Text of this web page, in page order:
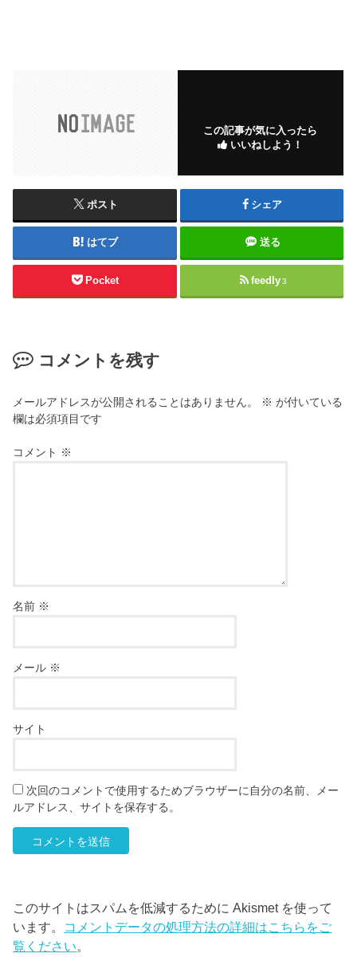
この記事が気に入ったら
いいねしよう！
ポスト シェア
はてブ 送る
Pocket feedly 3
コメントを残す
メールアドレスが公開されることはありません。 ※ が付いている
欄は必須項目です
コメント ※
名前 ※
メール ※
サイト
次回のコメントで使用するためブラウザーに自分の名前、メー
ルアドレス、サイトを保存する。
このサイトはスパムを低減するために Akismet を使って
います。 コメントデータの処理方法の詳細はこちらをご
覧ください。